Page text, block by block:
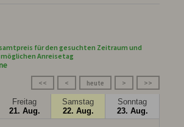
für den gesuchten Zeitraum und
Anreisetag
>>
>
heute
<
<<
Freitag
21. Aug.
Samstag
22. Aug.
Sonntag
23. Aug.